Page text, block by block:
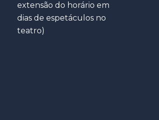
extensão do horário em
dias de espetáculos no
teatro)